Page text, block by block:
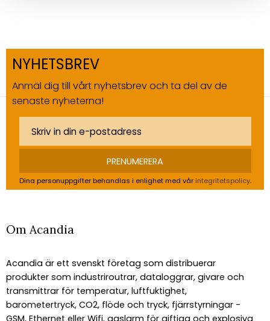
NYHETSBREV
Anmäl dig till vårt nyhetsbrev och ta del av de
senaste nyheterna!
PRENUMERERA
Dina personuppgifter behandlas i enlighet med vår integritetspolicy.
Om Acandia
Acandia är ett svenskt företag som distribuerar
produkter som industriroutrar, dataloggrar, givare och
transmittrar för temperatur, luftfuktighet,
barometertryck, CO2, flöde och tryck, fjärrstyrningar -
GSM, Ethernet eller Wifi, gaslarm för giftiga och explosiva